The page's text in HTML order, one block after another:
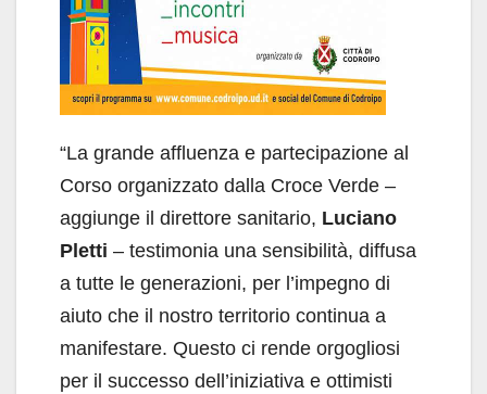
“La grande affluenza e partecipazione al
Corso organizzato dalla Croce Verde –
aggiunge il direttore sanitario, Luciano
Pletti – testimonia una sensibilità, diffusa
a tutte le generazioni, per l’impegno di
aiuto che il nostro territorio continua a
manifestare. Questo ci rende orgogliosi
per il successo dell’iniziativa e ottimisti